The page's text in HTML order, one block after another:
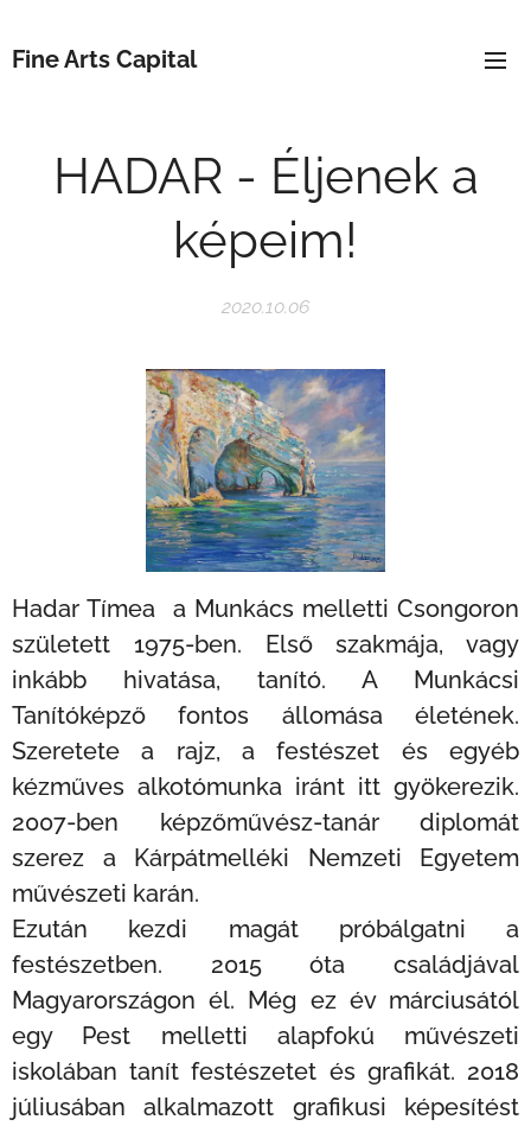
Fine Arts Capital
HADAR - Éljenek a
képeim!
2020.10.06
Hadar Tímea a Munkács melletti Csongoron
született 1975-ben. Első szakmája, vagy
inkább hivatása, tanító. A Munkácsi
Tanítóképző fontos állomása életének.
Szeretete a rajz, a festészet és egyéb
kézműves alkotómunka iránt itt gyökerezik.
2007-ben képzőművész-tanár diplomát
szerez a Kárpátmelléki Nemzeti Egyetem
művészeti karán.
Ezután kezdi magát próbálgatni a
festészetben. 2015 óta családjával
Magyarországon él. Még ez év márciusától
egy Pest melletti alapfokú művészeti
iskolában tanít festészetet és grafikát. 2018
júliusában alkalmazott grafikusi képesítést